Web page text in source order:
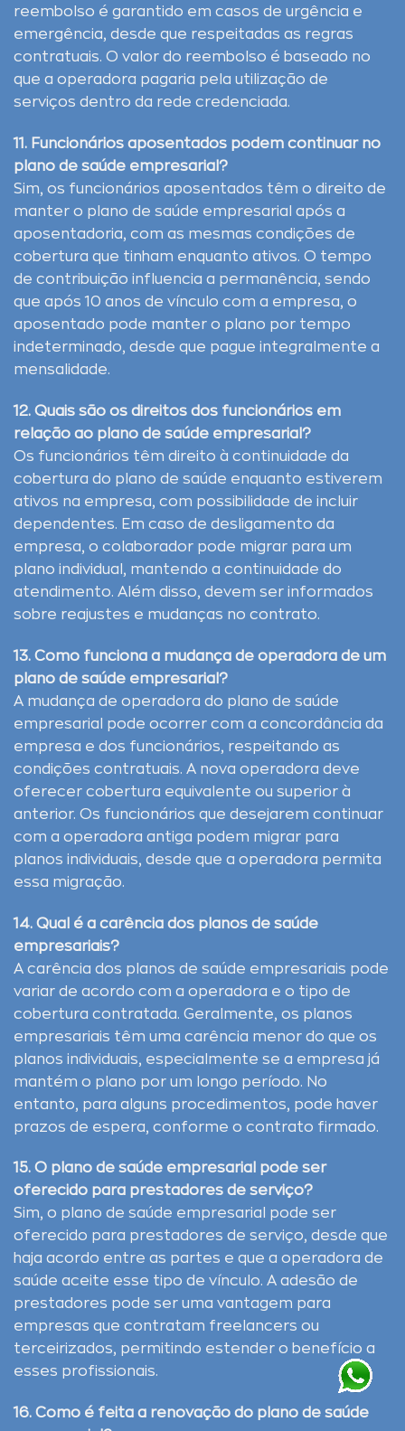
reembolso é garantido em casos de urgência e
emergência, desde que respeitadas as regras
contratuais. O valor do reembolso é baseado no
que a operadora pagaria pela utilização de
serviços dentro da rede credenciada.
11. Funcionários aposentados podem continuar no
plano de saúde empresarial?
Sim, os funcionários aposentados têm o direito de
manter o plano de saúde empresarial após a
aposentadoria, com as mesmas condições de
cobertura que tinham enquanto ativos. O tempo
de contribuição influencia a permanência, sendo
que após 10 anos de vínculo com a empresa, o
aposentado pode manter o plano por tempo
indeterminado, desde que pague integralmente a
mensalidade.
12. Quais são os direitos dos funcionários em
relação ao plano de saúde empresarial?
Os funcionários têm direito à continuidade da
cobertura do plano de saúde enquanto estiverem
ativos na empresa, com possibilidade de incluir
dependentes. Em caso de desligamento da
empresa, o colaborador pode migrar para um
plano individual, mantendo a continuidade do
atendimento. Além disso, devem ser informados
sobre reajustes e mudanças no contrato.
13. Como funciona a mudança de operadora de um
plano de saúde empresarial?
A mudança de operadora do plano de saúde
empresarial pode ocorrer com a concordância da
empresa e dos funcionários, respeitando as
condições contratuais. A nova operadora deve
oferecer cobertura equivalente ou superior à
anterior. Os funcionários que desejarem continuar
com a operadora antiga podem migrar para
planos individuais, desde que a operadora permita
essa migração.
14. Qual é a carência dos planos de saúde
empresariais?
A carência dos planos de saúde empresariais pode
variar de acordo com a operadora e o tipo de
cobertura contratada. Geralmente, os planos
empresariais têm uma carência menor do que os
planos individuais, especialmente se a empresa já
mantém o plano por um longo período. No
entanto, para alguns procedimentos, pode haver
prazos de espera, conforme o contrato firmado.
15. O plano de saúde empresarial pode ser
oferecido para prestadores de serviço?
Sim, o plano de saúde empresarial pode ser
oferecido para prestadores de serviço, desde que
haja acordo entre as partes e que a operadora de
saúde aceite esse tipo de vínculo. A adesão de
prestadores pode ser uma vantagem para
empresas que contratam freelancers ou
terceirizados, permitindo estender o benefício a
esses profissionais.
16. Como é feita a renovação do plano de saúde